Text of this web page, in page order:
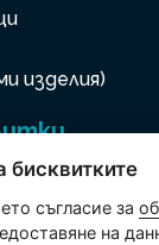
изделия)
на
на личните
бисквитките
съгласие за
на